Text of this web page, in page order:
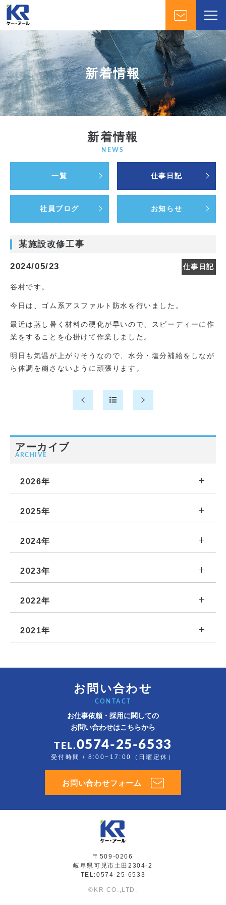
新着情報
新着情報
NEWS
一覧 仕事日記
社員ブログ お知らせ
某施設改修工事
2024/05/23 仕事日記
谷村です。
今日は、ゴム系アスファルト防水を行いました。
最近は蒸し暑く材料の硬化が早いので、スピーディーに作
業をすることを心掛けて作業しました。
明日も気温が上がりそうなので、水分・塩分補給をしなが
ら体調を崩さないように頑張ります。
アーカイブ
ARCHIVE
2026年
2025年
2024年
2023年
2022年
2021年
お問い合わせ
CONTACT
お仕事依頼・採用に関しての
お問い合わせはこちらから
TEL.0574-25-6533
受付時間 / 8:00~17:00（日曜定休）
お問い合わせフォーム
〒509-0206
岐阜県可児市土田2304-2
TEL:0574-25-6533
©KR CO.,LTD.